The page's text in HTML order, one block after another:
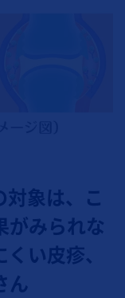
対象は、こ
がみられな
い皮疹、
ん